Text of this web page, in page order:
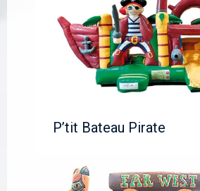
P’tit Bateau Pirate